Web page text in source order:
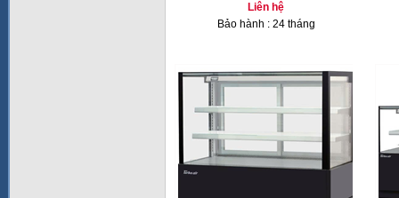
Liên hệ
Bảo hành : 24 tháng